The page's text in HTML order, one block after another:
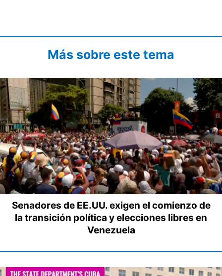
Más sobre este tema
Senadores de EE.UU. exigen el comienzo de
la transición política y elecciones libres en
Venezuela